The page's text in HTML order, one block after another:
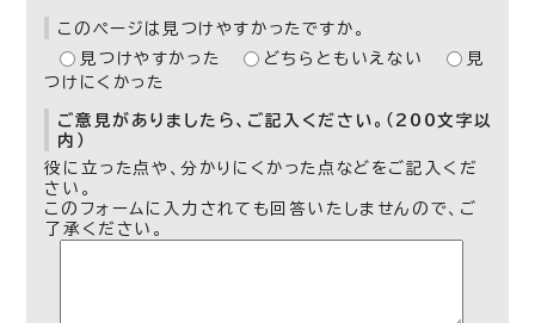
このページは見つけやすかったですか。
見つけやすかった
どちらともいえない
見
つけにくかった
ご意見がありましたら、ご記入ください。（200文字以
内）
役に立った点や、分かりにくかった点などをご記入くだ
さい。
このフォームに入力されても回答いたしませんので、ご
了承ください。